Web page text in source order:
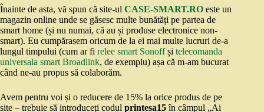
Înainte de asta, vă spun că site-ul CASE-SMART.RO este un
magazin online unde se găsesc multe bunătăți pe partea de
smart home (și nu numai, că au și produse electronice non-
smart). Eu cumpărasem oricum de la ei mai multe lucruri de-a
lungul timpului (cum ar fi relee smart Sonoffși telecomanda
universala smart Broadlink, de exemplu) așa că m-am bucurat
când ne-au propus să colaborăm.
Avem pentru voi și o reducere de 15% la orice produs de pe
site – trebuie să introduceți codul printesa15în câmpul „Ai